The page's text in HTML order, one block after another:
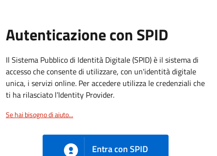
Autenticazione con SPID
Il Sistema Pubblico di Identità Digitale (SPID) è il sistema di
accesso che consente di utilizzare, con un'identità digitale
unica, i servizi online. Per accedere utilizza le credenziali che
ti ha rilasciato l’Identity Provider.
Se hai bisogno di aiuto...
Entra con SPID